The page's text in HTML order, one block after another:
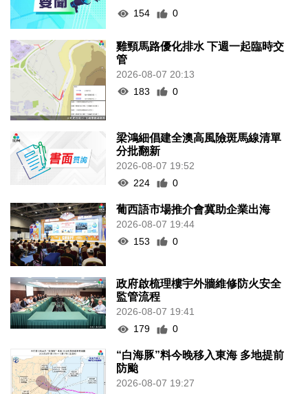
154
0
雞頸馬路優化排水 下週一起臨時交
管
2026-08-07 20:13
183
0
梁鴻細倡建全澳高風險斑馬線清單
分批翻新
2026-08-07 19:52
224
0
葡西語市場推介會冀助企業出海
2026-08-07 19:44
153
0
政府啟梳理樓宇外牆維修防火安全
監管流程
2026-08-07 19:41
179
0
“白海豚”料今晚移入東海 多地提前
防颱
2026-08-07 19:27